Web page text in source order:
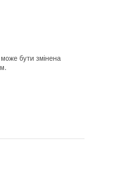
може бути змінена